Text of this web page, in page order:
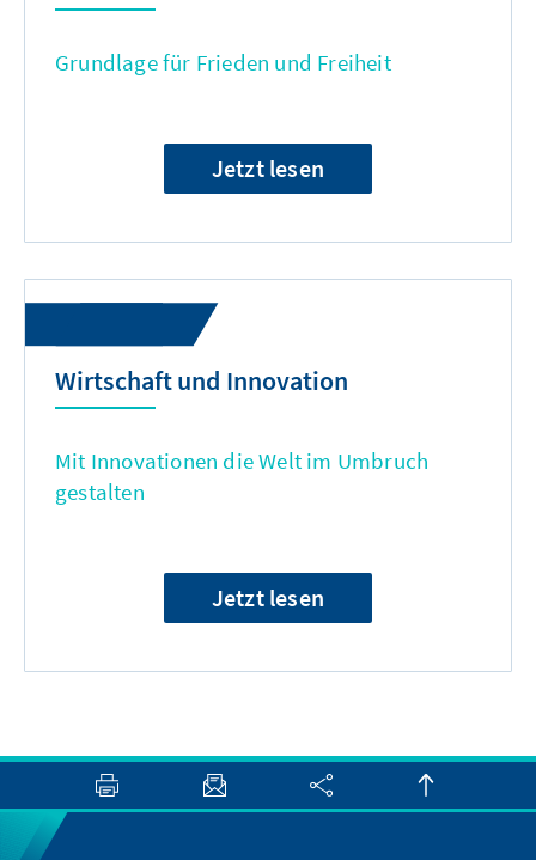
Grundlage für Frieden und Freiheit
Jetzt lesen
Wirtschaft und Innovation
Mit Innovationen die Welt im Umbruch
gestalten
Jetzt lesen